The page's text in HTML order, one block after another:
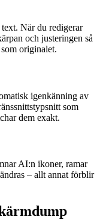
När du redigerar
och justeringen så
originalet.
igenkänning av
som
dem exakt.
AI:n ikoner, ramar
– allt annat förblir